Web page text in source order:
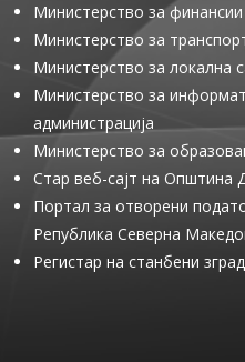
Министерство за финансии
Министерство за
Министерство за локална
Министерство за
администрација
Министерство за
Стар веб-сајт на Општина
Портал за отворени
Република Северна
Регистар на станбени